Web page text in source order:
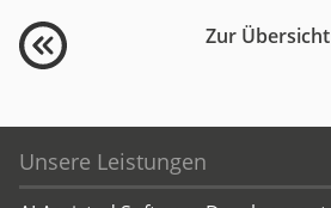
Zur Übersicht
Unsere Leistungen